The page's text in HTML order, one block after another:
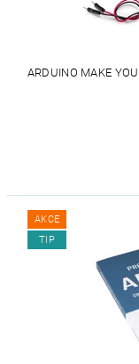
ARDUINO MAKE
AKCE
TIP